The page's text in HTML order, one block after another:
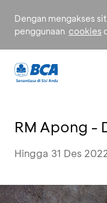
Dengan mengakses
penggunaan cookies
RM Apong -
Hingga 31 Des